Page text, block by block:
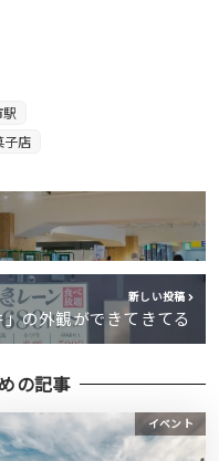
子店
新しい投稿
の外観ができてきてる
の記事
イベント